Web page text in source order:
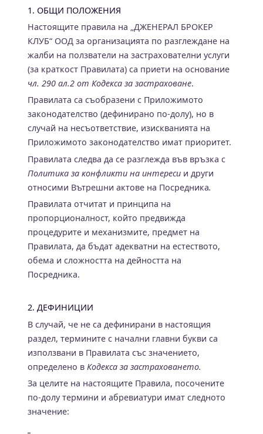
1. ОБЩИ ПОЛОЖЕНИЯ
Настоящите правила на „ДЖЕНЕРАЛ БРОКЕР
КЛУБ“ ООД за организацията по разглеждане на
жалби на ползватели на застрахователни услуги
(за краткост Правилата) са приети на основание
чл. 290 ал.2 от Кодекса за застраховане.
Правилата са съобразени с Приложимото
законодателство (дефинирано по-долу), но в
случай на несъответствие, изискванията на
Приложимото законодателство имат приоритет.
Правилата следва да се разглежда във връзка с
Политика за конфликти на интереси и други
относими Вътрешни актове на Посредника.
Правилата отчитат и принципа на
пропорционалност, който предвижда
процедурите и механизмите, предмет на
Правилата, да бъдат адекватни на естеството,
обема и сложността на дейността на
Посредника.
2. ДЕФИНИЦИИ
В случай, че не са дефинирани в настоящия
раздел, термините с начални главни букви са
използвани в Правилата със значението,
определено в Кодекса за застраховането.
За целите на настоящите Правила, посочените
по-долу термини и абревиатури имат следното
значение: